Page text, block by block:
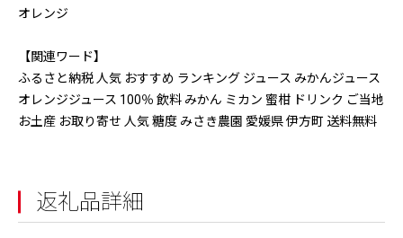
オレンジ
【関連ワード】
ふるさと納税 人気 おすすめ ランキング ジュース みかんジュース
オレンジジュース 100％ 飲料 みかん ミカン 蜜柑 ドリンク ご当地
お土産 お取り寄せ 人気 糖度 みさき農園 愛媛県 伊方町 送料無料
返礼品詳細